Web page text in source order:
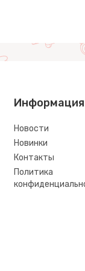
Информация
Новости
Новинки
Контакты
Политика